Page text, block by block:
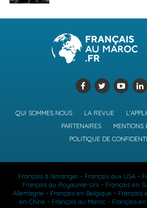
QUI SOMMES NOUS LA REVUE
PARTENAIRES
MENTIONS
POLITIQUE DE
Français à l'étranger - Français aux USA -
Français au Royaume-Uni - Français en
Allemagne - Français en Belgique - Français
en Chine - Français au Maroc- Français